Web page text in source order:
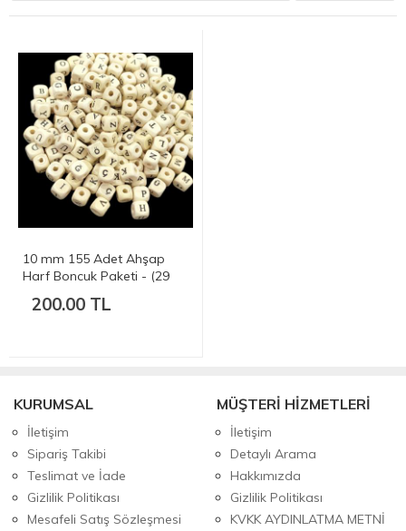
10 mm 155 Adet Ahşap
Harf Boncuk Paketi - (29
200.00 TL
KURUMSAL
İletişim
Sipariş Takibi
Teslimat ve İade
Gizlilik Politikası
Mesafeli Satış Sözleşmesi
MÜŞTERİ HİZMETLERİ
İletişim
Detaylı Arama
Hakkımızda
Gizlilik Politikası
KVKK AYDINLATMA METNİ